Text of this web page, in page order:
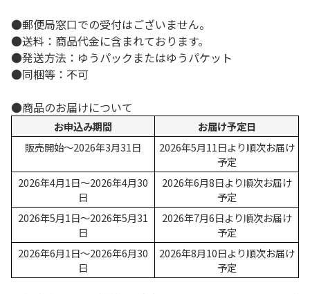
●郵便局窓口での受付はございません。
●送料：商品代金に含まれております。
●発送方法：ゆうパックまたはゆうパケット
●同梱等：不可
●商品のお届けについて
お申込み期間
お届け予定日
販売開始～2026年3月31日
2026年5月11日より順次お届け
予定
2026年4月1日～2026年4月30
日
2026年6月8日より順次お届け
予定
2026年5月1日～2026年5月31
日
2026年7月6日より順次お届け
予定
2026年6月1日～2026年6月30
日
2026年8月10日より順次お届け
予定